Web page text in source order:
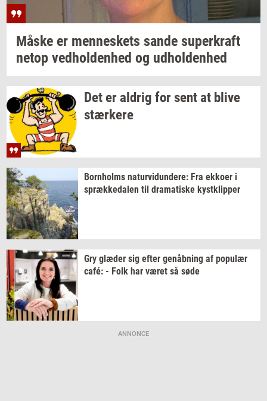
Måske er men­ne­skets sande su­per­kraft
netop ved­hol­den­hed og ud­hol­den­hed
Det eral­drig for sent at blive
stær­ke­re
Born­holms na­tur­vi­dun­de­re: Fra ek­ko­er i
spræk­ke­da­len til dra­ma­ti­ske kyst­klip­per
Gry glæ­der sig efter genåb­ning af po­pu­lær
café: - Folk har været så søde
ANNONCE